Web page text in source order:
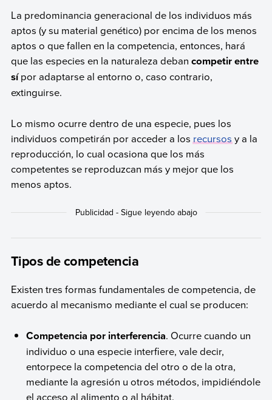
La predominancia generacional de los individuos más
aptos (y su material genético) por encima de los menos
aptos o que fallen en la competencia, entonces, hará
que las especies en la naturaleza deban competir entre
sípor adaptarse al entorno o, caso contrario,
extinguirse.
Lo mismo ocurre dentro de una especie, pues los
individuos competirán por acceder a losrecursosy a la
reproducción, lo cual ocasiona que los más
competentes se reproduzcan más y mejor que los
menos aptos.
Tipos de competencia
Existen tres formas fundamentales de competencia, de
acuerdo al mecanismo mediante el cual se producen:
Competencia por interferencia. Ocurre cuando un
individuo o una especie interfiere, vale decir,
entorpece la competencia del otro o de la otra,
mediante la agresión u otros métodos, impidiéndole
el acceso al alimento o al hábitat.